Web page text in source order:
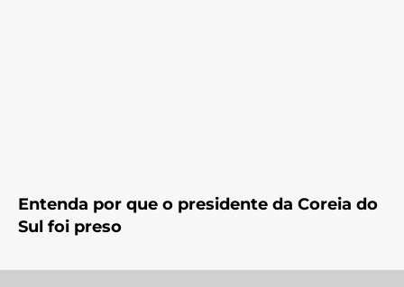
Entenda por que o presidente da Coreia do
Sul foi preso